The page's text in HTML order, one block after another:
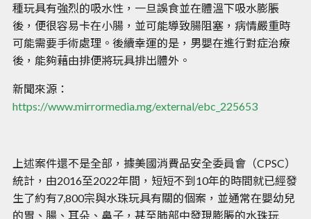
種玩具有強烈的吸水性，一旦誤食並在體溫下吸水膨脹
後，便很容易卡在小腸，並可能導致腸阻塞，病情嚴重時
可能需要手術處理。後續幸運的是，男嬰在進行對症治療
後，能夠藉由排便將玩具排出體外。
新聞來源：
https://www.mirrormedia.mg/external/ebc_225653
上述案件還不是全部，據美國消費品安全委員會（CPSC）
統計，由2016至2022年間，短短不到10年的時間就已經發
生了約有7,800宗與水珠玩具有關的個案，並通常在嬰幼兒
的胃、腸、耳朵、鼻子，甚至肺部中發現膨脹的水珠玩